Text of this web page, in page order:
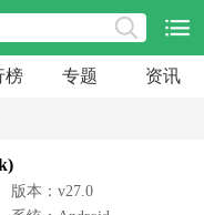
榜 专题 资讯
版本：v27.0